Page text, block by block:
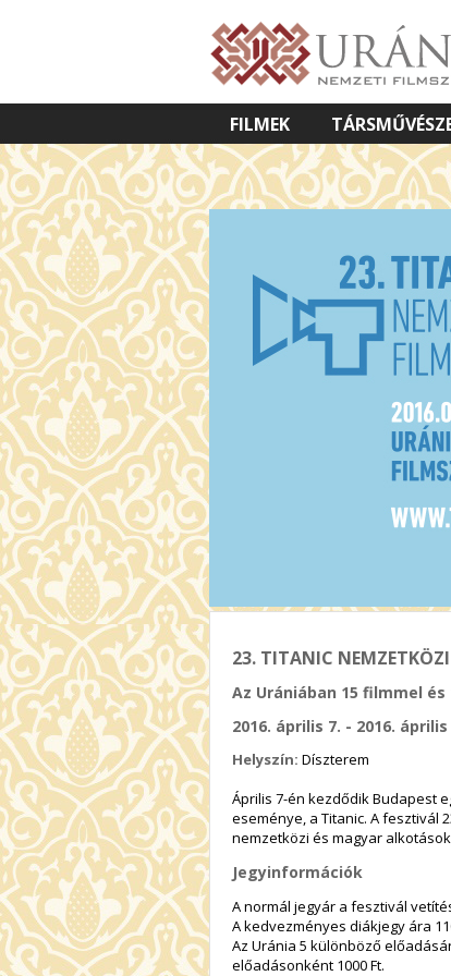
FILMEK
VETÍTETT KÉPES
23. TITANIC
Az Urániában 15 filmmel
2016. április 7. - 2016. április
Helyszín: Díszterem
Április 7-én kezdődik Budapest
eseménye, a Titanic. A fesztivál
nemzetközi és magyar
Jegyinformációk
A normál jegyár a fesztivál
A kedvezményes diákjegy ára
Az Uránia 5 különböző
előadásonként 1000 Ft.